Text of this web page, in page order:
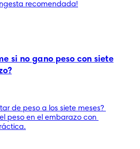
recomendada!
si no gano peso con siete
de peso a los siete meses?
peso en el embarazo con